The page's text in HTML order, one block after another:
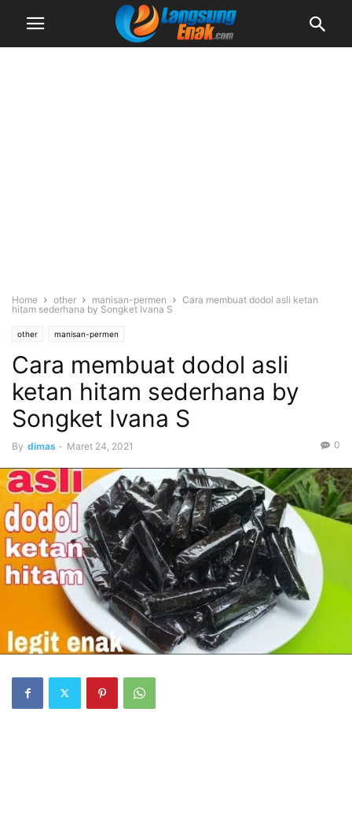
Home other manisan-permen
Cara membuat dodol asli ketan
hitam sederhana by Songket Ivana S
other manisan-permen
Cara membuat dodol asli
ketan hitam sederhana by
Songket Ivana S
By dimas - Maret 24, 2021 0